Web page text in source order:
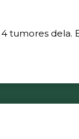
tumores dela.